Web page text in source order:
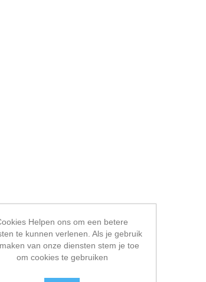
Helpen ons om een betere
te kunnen verlenen. Als je gebruik
van onze diensten stem je toe
om cookies te gebruiken